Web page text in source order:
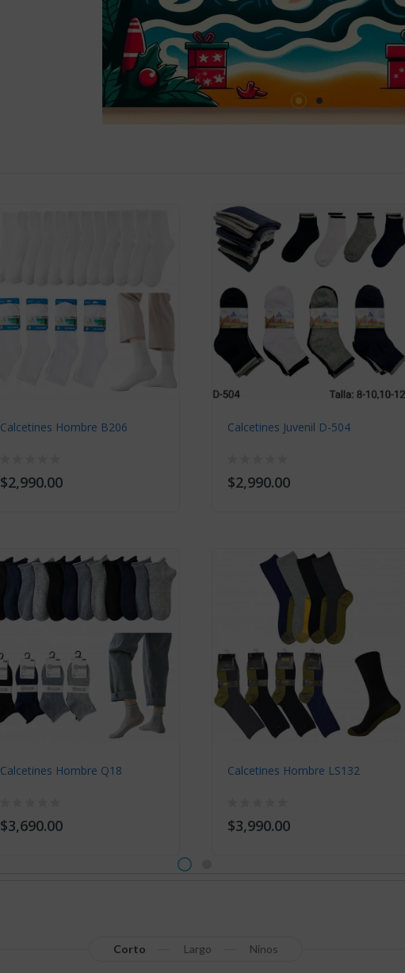
COMPRAR AHORA
Calcetines Hombre B206
$2,990.00
Calcetines Hombre Q18
$3,690.00
Calcetines Juvenil D-504
$2,990.00
Calcetines Hombre LS132
$3,990.00
Corto Largo Ninos